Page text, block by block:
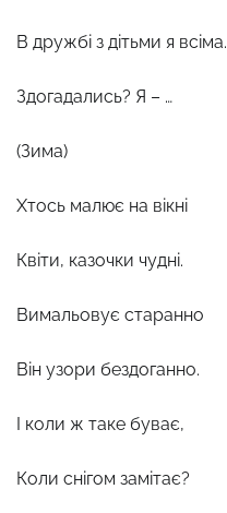
В дружбі з дітьми я всіма.
Здогадались? Я – …
(Зима)
Хтось малює на вікні
Квіти, казочки чудні.
Вимальовує старанно
Він узори бездоганно.
І коли ж таке буває,
Коли снігом замітає?